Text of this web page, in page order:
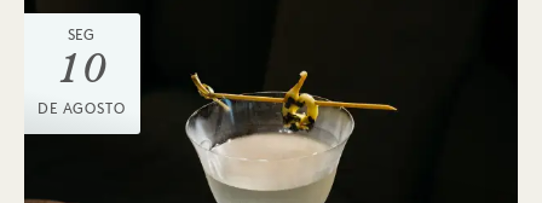
SEG
10
DE AGOSTO